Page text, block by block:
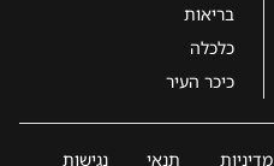
בריאות
כלכלה
כיכר העיר
מדיניות תנאי נגישות